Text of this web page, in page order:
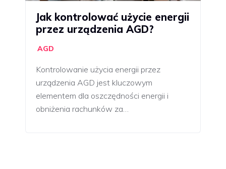
Jak kontrolować użycie energii
przez urządzenia AGD?
AGD
Kontrolowanie użycia energii przez
urządzenia AGD jest kluczowym
elementem dla oszczędności energii i
obniżenia rachunków za…